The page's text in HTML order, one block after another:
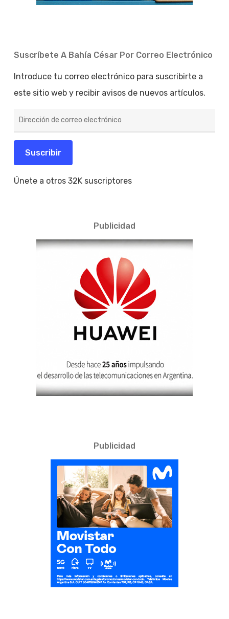
Suscríbete A Bahía César Por Correo Electrónico
Introduce tu correo electrónico para suscribirte a
este sitio web y recibir avisos de nuevos artículos.
de
electrónico
Suscribir
Únete a otros 32K suscriptores
Publicidad
Publicidad